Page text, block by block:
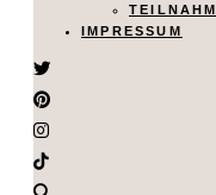
IMPRESSUM